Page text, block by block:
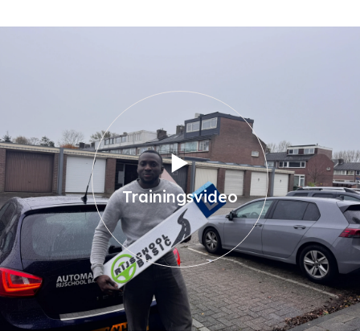
Trainingsvideo